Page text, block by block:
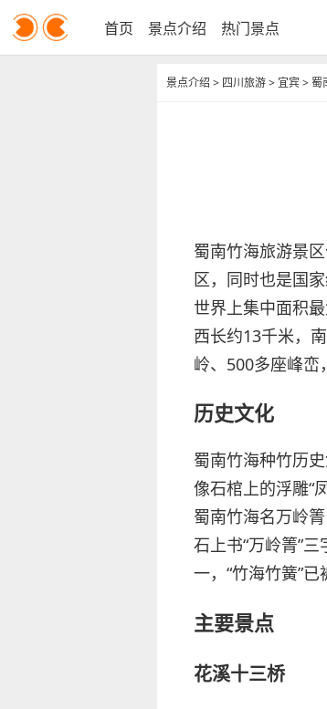
首页 景点介绍 热门景点
景点介绍 > 四川旅游> 宜宾>蜀
蜀南竹海旅游景
区，同时也是国
世界上集中面积
西长约13千米，
岭、500多座峰峦
历史文化
蜀南竹海种竹历
像石棺上的浮雕“
蜀南竹海名万岭
石上书“万岭箐”
一，“竹海竹簧”
主要景点
花溪十三桥